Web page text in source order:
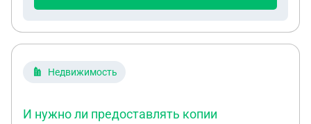
Недвижимость
И нужно ли предоставлять копии